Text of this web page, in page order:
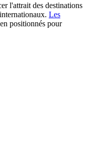
l'attrait des destinations
Les
positionnés pour